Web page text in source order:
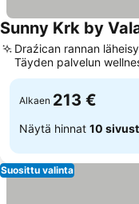
Sunny Krk by
Draźican rannan
Täyden palvelun
Alkaen 213 €
Näytä hinnat 10
Suosittu valinta